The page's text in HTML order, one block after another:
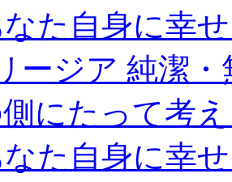
た自身に幸
ージア 純潔
にたって考
た自身に幸